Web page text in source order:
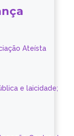
Ateísta
e laicidade;